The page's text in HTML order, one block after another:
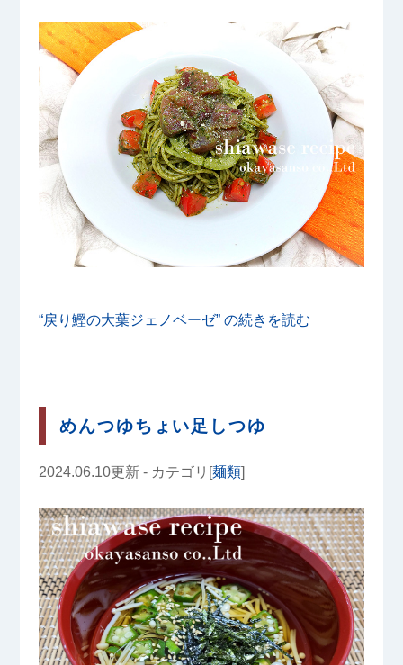
“戻り鰹の大葉ジェノベーゼ” の続きを読む
めんつゆちょい足しつゆ
2024.06.10更新 - カテゴリ[麺類]